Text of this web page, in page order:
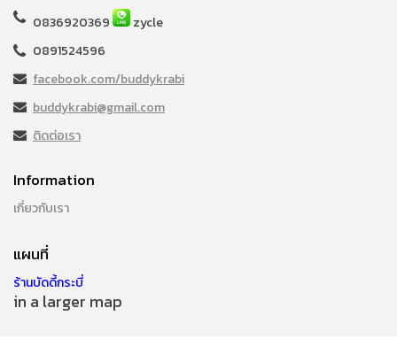
0836920369
zycle
0891524596
facebook.com/buddykrabi
buddykrabi@gmail.com
ติดต่อเรา
Information
เกี่ยวกับเรา
แผนที่
ร้านบัดดี้กระบี่
in a larger map